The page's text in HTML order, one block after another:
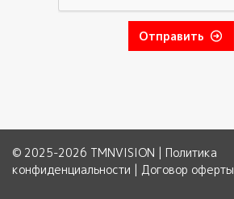
Отправить
© 2025-2026 TMNVISION | Политика
конфиденциальности | Договор оферты